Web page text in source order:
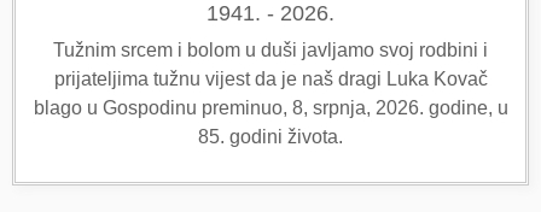
1941. - 2026.
Tužnim srcem i bolom u duši javljamo svoj rodbini i
prijateljima tužnu vijest da je naš dragi Luka Kovač
blago u Gospodinu preminuo, 8, srpnja, 2026. godine, u
85. godini života.